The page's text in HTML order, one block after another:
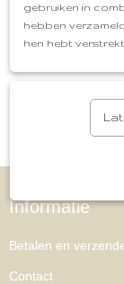
Blijf op de
Informatie
Betalen en
Contact
gebruiken in
hebben
hen hebt verstrekt.